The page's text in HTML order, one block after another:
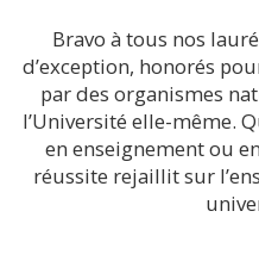
Bravo à tous nos
d’exception, honorés
par des organismes
l’Université elle-même.
en enseignement ou
réussite rejaillit sur